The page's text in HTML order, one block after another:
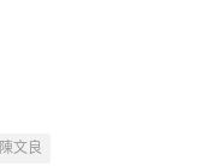
陳文良